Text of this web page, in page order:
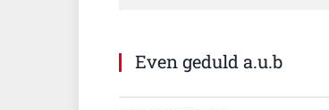
Even geduld a.u.b